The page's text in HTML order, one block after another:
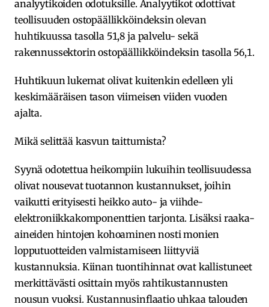
analyytikoiden odotuksille. Analyytikot odottivat
teollisuuden ostopäällikköindeksin olevan
huhtikuussa tasolla 51,8 ja palvelu- sekä
rakennussektorin ostopäällikköindeksin tasolla 56,1.
Huhtikuun lukemat olivat kuitenkin edelleen yli
keskimääräisen tason viimeisen viiden vuoden
ajalta.
Mikä selittää kasvun taittumista?
Syynä odotettua heikompiin lukuihin teollisuudessa
olivat nousevat tuotannon kustannukset, joihin
vaikutti erityisesti heikko auto- ja viihde-
elektroniikkakomponenttien tarjonta. Lisäksi raaka-
aineiden hintojen kohoaminen nosti monien
lopputuotteiden valmistamiseen liittyviä
kustannuksia. Kiinan tuontihinnat ovat kallistuneet
merkittävästi osittain myös rahtikustannusten
nousun vuoksi. Kustannusinflaatio uhkaa talouden